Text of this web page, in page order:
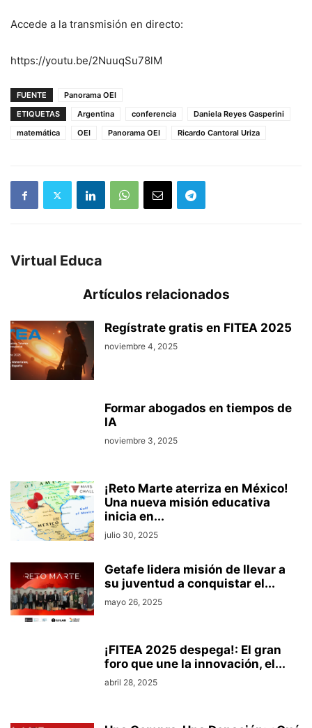
Accede a la transmisión en directo:
https://youtu.be/2NuuqSu78lM
FUENTE
Panorama OEI
ETIQUETAS
Argentina conferencia
Daniela Reyes Gasperini
matemática
OEI Panorama OEI Ricardo Cantoral Uriza
Virtual Educa
Artículos relacionados
Regístrate gratis en FITEA 2025
noviembre 4, 2025
Formar abogados en tiempos de
IA
noviembre 3, 2025
¡Reto Marte aterriza en México!
Una nueva misión educativa
inicia en...
julio 30, 2025
Getafe lidera misión de llevar a
su juventud a conquistar el...
mayo 26, 2025
¡FITEA 2025 despega!: El gran
foro que une la innovación, el...
abril 28, 2025